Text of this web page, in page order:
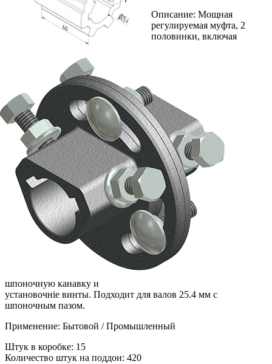
Описание: Мощная
регулируемая муфта, 2
половинки, включая
шпоночную канавку и
установочніе винты. Подходит для валов 25.4 мм с
шпоночным пазом.
Применение: Бытовой / Промышленный
Штук в коробке: 15
Количество штук на поддон: 420